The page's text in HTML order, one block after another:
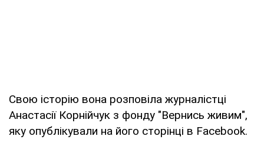
Свою історію вона розповіла журналістці
Анастасії Корнійчук з фонду "Вернись живим",
яку опублікували на його сторінці в Facebook.